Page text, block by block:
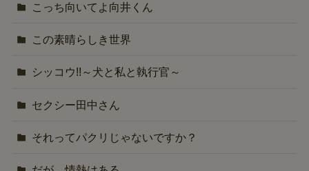
こっち向いてよ向井くん
この素晴らしき世界
シッコウ!!～犬と私と執行官～
セクシー田中さん
それってパクリじゃないですか？